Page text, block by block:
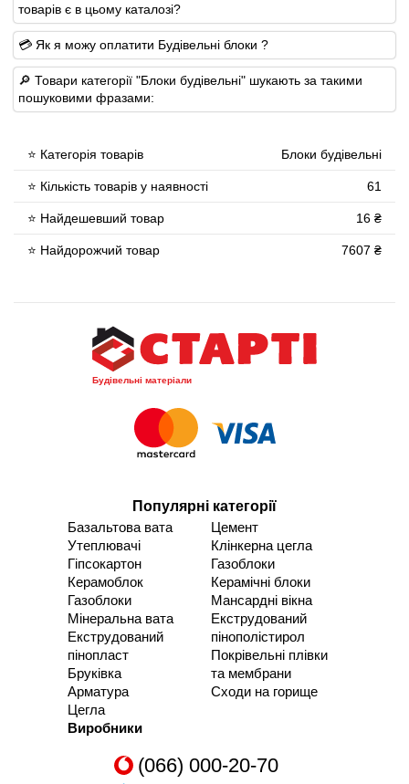
товарів є в цьому каталозі?
💳 Як я можу оплатити Будівельні блоки ?
🔎 Товари категорії "Блоки будівельні" шукають за такими
пошуковими фразами:
⭐ Категорія товарів Блоки будівельні
⭐ Кількість товарів у наявності 61
⭐ Найдешевший товар 16 ₴
⭐ Найдорожчий товар 7607 ₴
Будівельні матеріали
Популярні категорії
Базальтова вата
Утеплювачі
Гіпсокартон
Керамоблок
Газоблоки
Мінеральна вата
Екструдований
пінопласт
Бруківка
Арматура
Цегла
Цемент
Клінкерна цегла
Газоблоки
Керамічні блоки
Мансардні вікна
Екструдований
пінополістирол
Покрівельні плівки
та мембрани
Сходи на горище
Виробники
(066) 000-20-70